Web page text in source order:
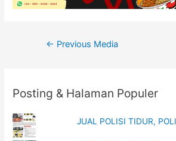
Post
← Previous Media
Posting & Halaman Populer
JUAL POLISI TIDUR,